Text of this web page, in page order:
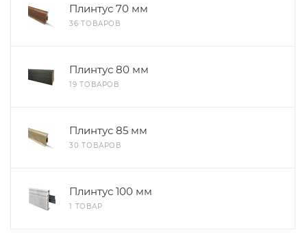
Плинтус 70 мм
36 ТОВАРОВ
Плинтус 80 мм
19 ТОВАРОВ
Плинтус 85 мм
30 ТОВАРОВ
Плинтус 100 мм
1 ТОВАР